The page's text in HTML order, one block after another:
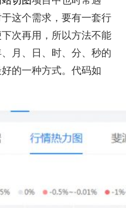
这个需求，要有一套行
次再用，所以方法不能
月、日、时、分、秒的
的一种方式。代码如